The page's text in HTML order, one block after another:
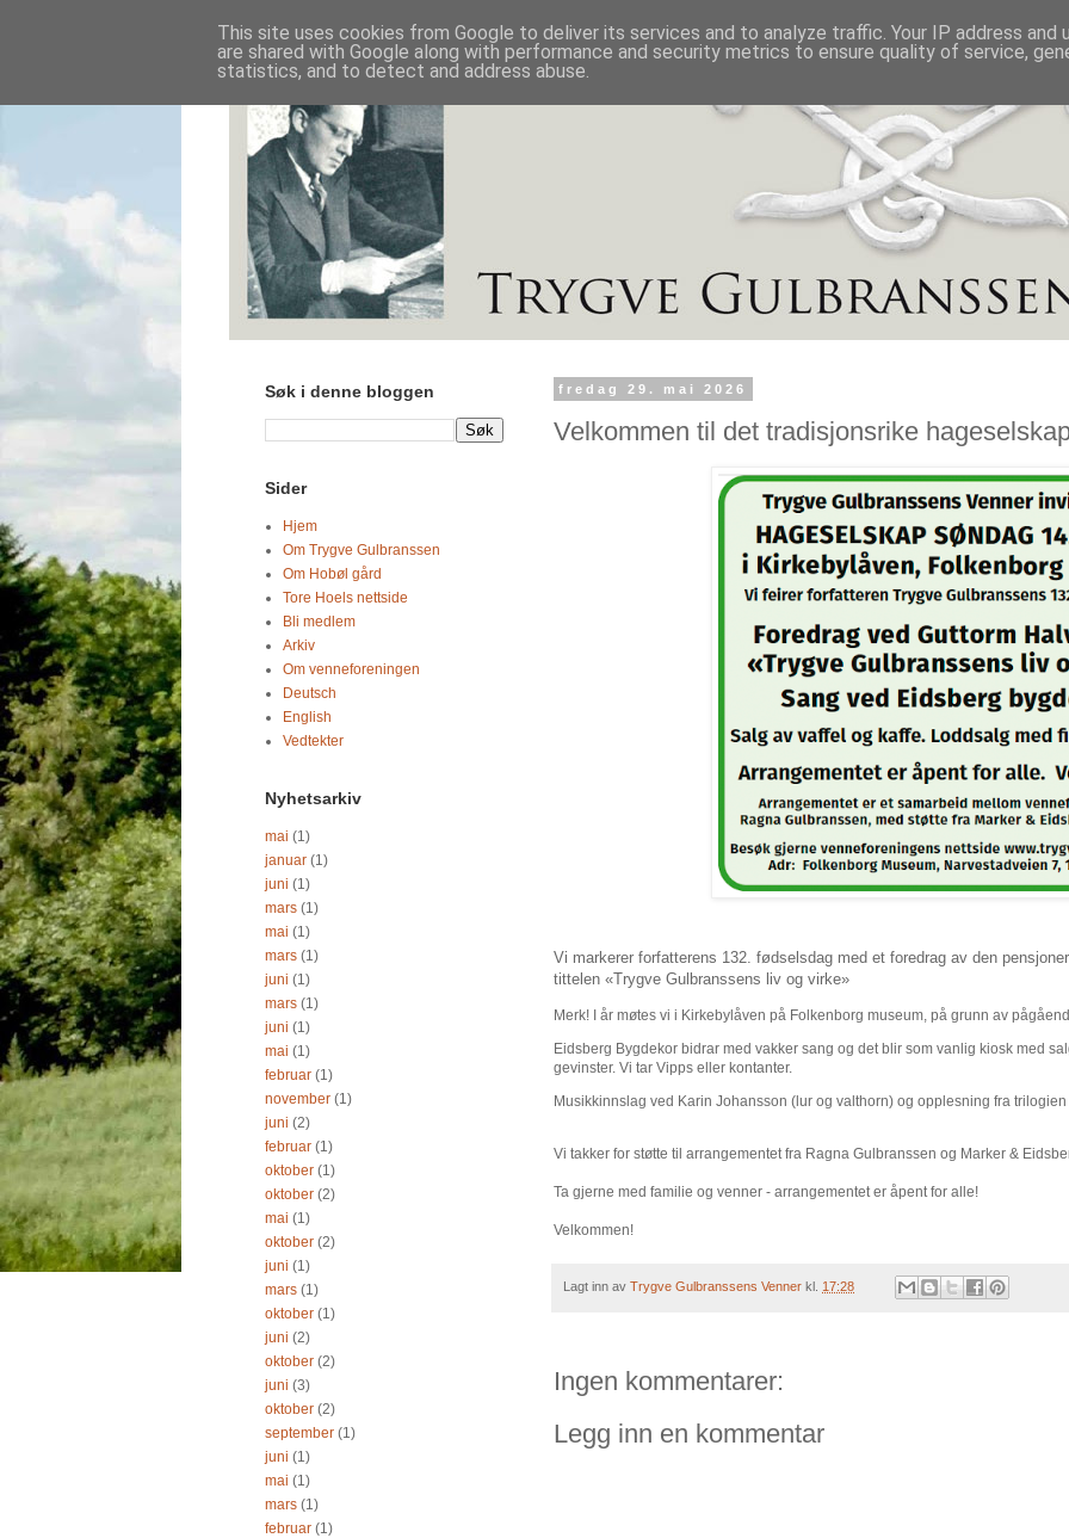
fredag 29. mai 2026
Velkommen til det tradisjonsrike
Vi markerer forfatterens 132. fødselsdag med et foredrag av den
tittelen «Trygve Gulbranssens liv og virke»
Merk! I år møtes vi i Kirkebylåven på Folkenborg museum, på grunn av
Eidsberg Bygdekor bidrar med vakker sang og det blir som vanlig kiosk med
gevinster. Vi tar Vipps eller kontanter.
Musikkinnslag ved Karin Johansson (lur og valthorn) og opplesning fra
Vi takker for støtte til arrangementet fra Ragna Gulbranssen og Marker &
Ta gjerne med familie og venner - arrangementet er åpent for alle!
Velkommen!
Lagt inn av Trygve Gulbranssens Venner kl. 17:28
Ingen kommentarer:
Legg inn en kommentar
Søk i denne bloggen
Sider
Hjem
Om Trygve Gulbranssen
Om Hobøl gård
Tore Hoels nettside
Bli medlem
Arkiv
Om venneforeningen
Deutsch
English
Vedtekter
Nyhetsarkiv
mai (1)
januar (1)
juni (1)
mars (1)
mai (1)
mars (1)
juni (1)
mars (1)
juni (1)
mai (1)
februar (1)
november (1)
juni (2)
februar (1)
oktober (1)
oktober (2)
mai (1)
oktober (2)
juni (1)
mars (1)
oktober (1)
juni (2)
oktober (2)
juni (3)
oktober (2)
september (1)
juni (1)
mai (1)
mars (1)
februar (1)
This site uses cookies from Google to deliver its services and to analyze traffic. Your IP address and
are shared with Google along with performance and security metrics to ensure quality of service,
statistics, and to detect and address abuse.